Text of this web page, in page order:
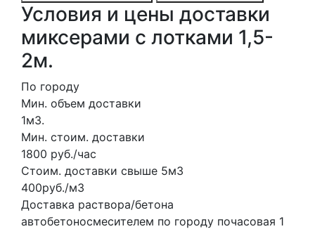
Условия и цены доставки
миксерами с лотками 1,5-
2м.
По городу
Мин. объем доставки
1м3.
Мин. стоим. доставки
1800 руб./час
Стоим. доставки свыше 5м3
400руб./м3
Доставка раствора/бетона
автобетоносмесителем по городу почасовая 1